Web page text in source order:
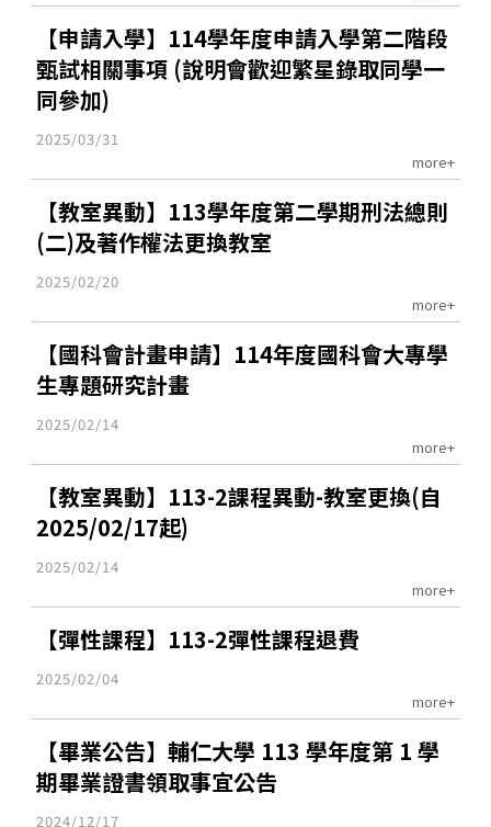
【申請入學】114學年度申請入學第二階段
甄試相關事項 (說明會歡迎繁星錄取同學一
同參加)
2025/03/31
more+
【教室異動】113學年度第二學期刑法總則
(二)及著作權法更換教室
2025/02/20
more+
【國科會計畫申請】114年度國科會大專學
生專題研究計畫
2025/02/14
more+
【教室異動】113-2課程異動-教室更換(自
2025/02/17起)
2025/02/14
more+
【彈性課程】113-2彈性課程退費
2025/02/04
more+
【畢業公告】輔仁大學 113 學年度第 1 學
期畢業證書領取事宜公告
2024/12/17